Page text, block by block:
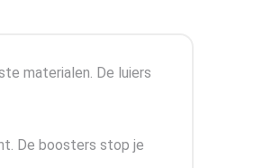
materialen. De luiers
De boosters stop je